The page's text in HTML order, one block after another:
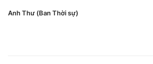
Y tế
Anh Thư (Ban Thời sự)